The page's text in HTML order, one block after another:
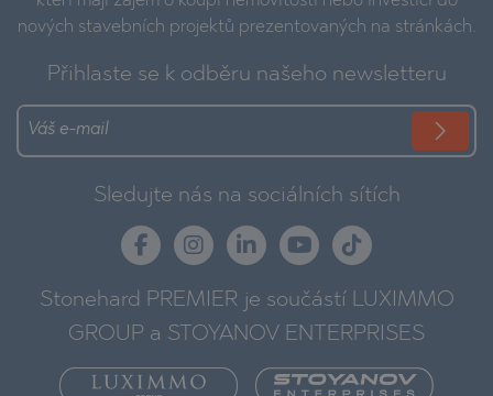
nových stavebních projektů prezentovaných na stránkách.
Přihlaste se k odběru našeho newsletteru
Sledujte nás na sociálních sítích
Stonehard PREMIER je součástí LUXIMMO
GROUP a STOYANOV ENTERPRISES